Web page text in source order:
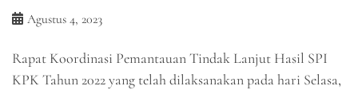
Agustus 4, 2023
Rapat Koordinasi Pemantauan Tindak Lanjut Hasil SPI
KPK Tahun 2022 yang telah dilaksanakan pada hari Selasa,